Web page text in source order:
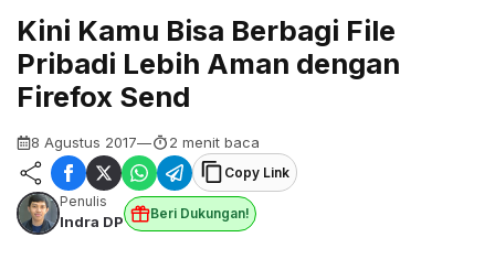
Kini Kamu Bisa Berbagi File
Pribadi Lebih Aman dengan
Firefox Send
8 Agustus 2017— 2 menit baca
Copy Link
Penulis
Indra DP Beri Dukungan!